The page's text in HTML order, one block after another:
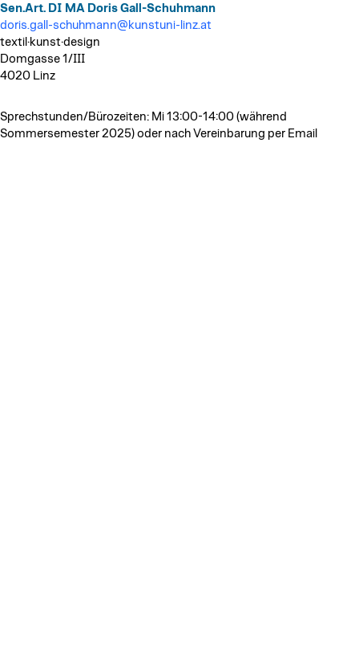
Sen.Art. DI MA Doris Gall-Schuhmann
doris.gall-schuhmann@kunstuni-linz.at
textil·kunst·design
Domgasse 1/III
4020 Linz
Sprechstunden/Bürozeiten: Mi 13:00-14:00 (während
Sommersemester 2025) oder nach Vereinbarung per Email